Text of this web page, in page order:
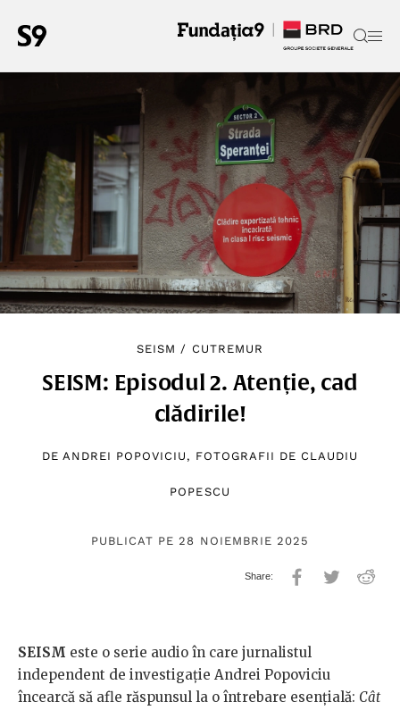
SEISM / CUTREMUR
SEISM: Episodul 2. Atenție, cad
clădirile!
DE ANDREI POPOVICIU , FOTOGRAFII DE CLAUDIU
POPESCU
PUBLICAT PE 28 NOIEMBRIE 2025
SEISM este o serie audio în care jurnalistul
independent de investigație Andrei Popoviciu
încearcă să afle răspunsul la o întrebare esențială: Cât